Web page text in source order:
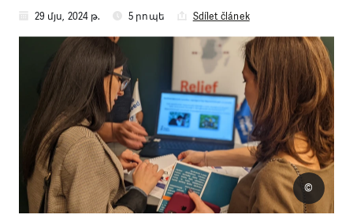
29 մյս, 2024 թ. 5 րոպե Sdílet článek
©